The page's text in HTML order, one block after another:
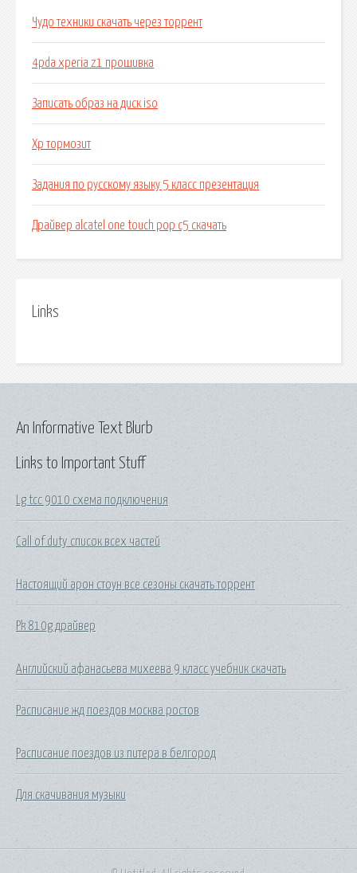
Чудо техники скачать через торрент
4pda xperia z1 прошивка
Записать образ на диск iso
Xp тормозит
Задания по русскому языку 5 класс презентация
Драйвер alcatel one touch pop c5 скачать
Links
Links to Important Stuff
Lg tcc 9010 схема подключения
Call of duty список всех частей
Настоящий арон стоун все сезоны скачать торрент
Pk 810g драйвер
Английский афанасьева михеева 9 класс учебник скачать
Расписание жд поездов москва ростов
Расписание поездов из питера в белгород
Для скачивания музыки
An Informative Text Blurb